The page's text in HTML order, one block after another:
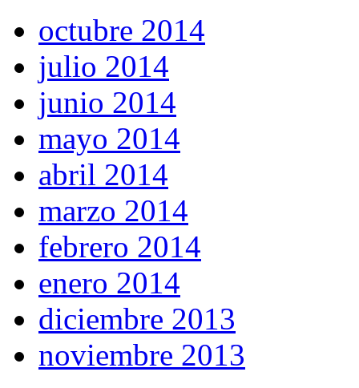
octubre 2014
julio 2014
junio 2014
mayo 2014
abril 2014
marzo 2014
febrero 2014
enero 2014
diciembre 2013
noviembre 2013